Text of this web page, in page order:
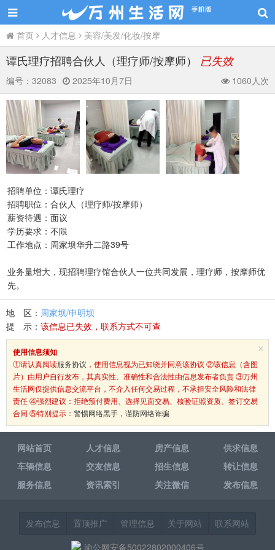
首页 人才信息 美容/美发/化妆/按摩
谭氏理疗招聘合伙人（理疗师/按摩师） 已失效
编号： 32083 2025年10月7日 1060人次
招聘单位：谭氏理疗
招聘职位：合伙人（理疗师/按摩师）
薪资待遇：面议
学历要求：不限
工作地点：周家坝华升二路39号
业务量增大，现招聘理疗馆合伙人一位共同发展，理疗师，按摩师优
先。
地 区： 周家坝/申明坝
提 示： 该信息已失效，联系方式不可查
×
使用信息须知
①请认真阅读服务协议 ，使用信息视为已知晓并同意该协议 ②该信息（含图
片）由用户自行发布，其真实性、准确性和合法性由信息发布者负责 ③万州
生活网仅提供信息交流平台，不介入任何交易过程，不承担安全风险和法律
责任 ④强烈建议：拒绝预付费用、选择见面交易、核验证照资质、签订交易
合同 ⑤特别提示： 警惕网络黑手，谨防网络诈骗
网站首页 人才信息 房产信息
供求信息
车辆信息
交友信息 招生信息
转让信息
服务信息
资讯索引 关注微信 发布信息
发布信息 置顶推广 管理信息 关于网站
联系网站
渝公网安备50022802000406号